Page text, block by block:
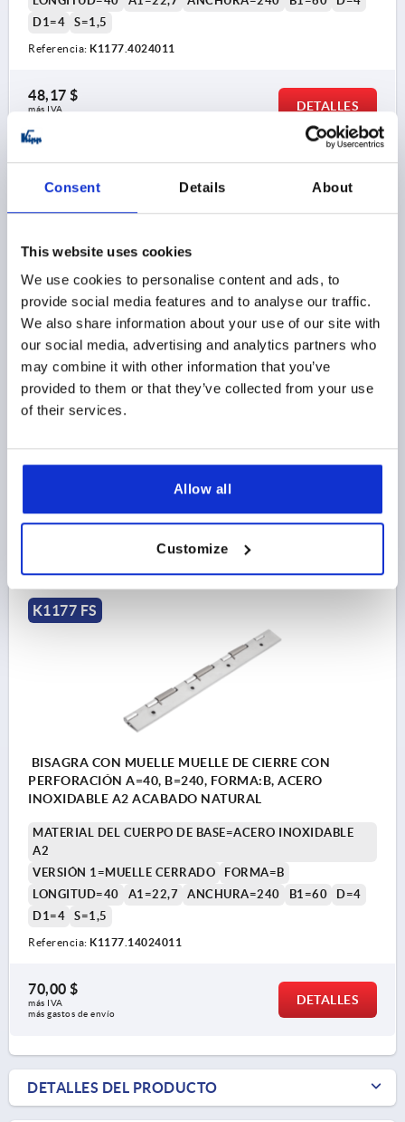
Consent Details About
This website uses cookies
We use cookies to personalise content and ads, to
provide social media features and to analyse our traffic.
We also share information about your use of our site with
our social media, advertising and analytics partners who
may combine it with other information that you’ve
provided to them or that they’ve collected from your use
of their services.
Allow all
Customize
D1=4
S=1,5
Referencia: K1177.4024011
48,17 $
más IVA
DETALLES
BISAGRA CON MUELLE MUELLE DE CIERRE SIN
PERFORACIÓN A=40, B=240, FORMA:A, ACERO
INOXIDABLE A2 ACABADO NATURAL
MATERIAL DEL CUERPO DE BASE=ACERO INOXIDABLE
A2
K1177.14024010
K1177 FS
BISAGRA CON MUELLE MUELLE DE CIERRE CON
PERFORACIÓN A=40, B=240, FORMA:B, ACERO
INOXIDABLE A2 ACABADO NATURAL
MATERIAL DEL CUERPO DE BASE=ACERO INOXIDABLE
A2
VERSIÓN 1=MUELLE CERRADO
FORMA=B
LONGITUD=40
A1=22,7 ANCHURA=240 B1=60
D=4
D1=4
S=1,5
Referencia: K1177.14024011
70,00 $
más IVA
más gastos de envío
DETALLES
DETALLES DEL PRODUCTO